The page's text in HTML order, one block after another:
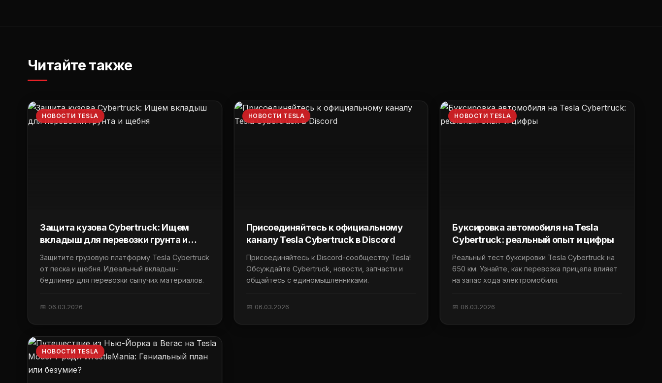
Читайте также
НОВОСТИ TESLA
Защита кузова Cybertruck: Ищем
вкладыш для перевозки грунта и
Защитите грузовую платформу Tesla Cybertruck
от песка и щебня. Идеальный вкладыш-
бедлинер для перевозки сыпучих материалов.
📅 06.03.2026
НОВОСТИ TESLA
Присоединяйтесь к официальному
каналу Tesla Cybertruck в Discord
Присоединяйтесь к Discord-сообществу Tesla!
Обсуждайте Cybertruck, новости, запчасти и
общайтесь с единомышленниками.
📅 06.03.2026
НОВОСТИ TESLA
Буксировка автомобиля на Tesla
Cybertruck: реальный опыт и цифры
Реальный тест буксировки Tesla Cybertruck на
650 км. Узнайте, как перевозка прицепа влияет
на запас хода электромобиля.
📅 06.03.2026
НОВОСТИ TESLA